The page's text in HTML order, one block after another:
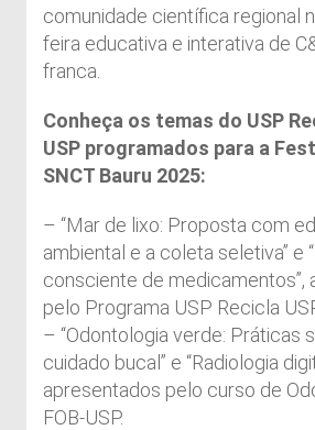
comunidade científica regional
feira educativa e interativa de
franca.
Conheça os temas do USP
USP programados para a
SNCT Bauru 2025:
– “Mar de lixo: Proposta com
ambiental e a coleta seletiva” e
consciente de medicamentos”,
pelo Programa USP Recicla
– “Odontologia verde: Práticas
cuidado bucal” e “Radiologia
apresentados pelo curso de
FOB-USP.